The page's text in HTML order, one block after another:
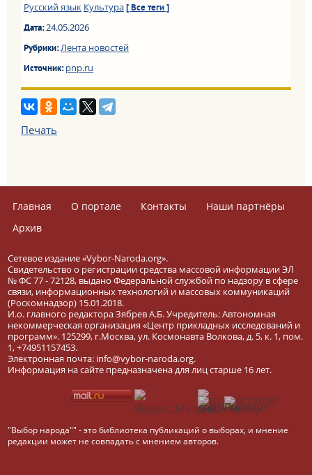
Русский язык Культура [ Все теги ]
Дата:24.05.2026
Рубрики:Лента новостей
Источник:pnp.ru
Печать
Главная О портале Контакты
Наши партнёры
Архив
Сетевое издание «Vybor-Naroda.org».
Свидетельство о регистрации средства массовой информации ЭЛ
№ ФС 77 - 72128, выдано Федеральной службой по надзору в сфере
связи, информационных технологий и массовых коммуникаций
(Роскомнадзор) 15.01.2018.
И.о. главного редактора Зябрев А.Б. Учредитель: Автономная
некоммерческая организация «Центр прикладных исследований и
программ». 125299, г.Москва, ул. Космонавта Волкова, д. 5, к. 1, пом.
1, +74951157453.
Электронная почта: info@vybor-naroda.org.
Информация на сайте предназначена для лиц старше 16 лет.
"Выбор народа"" - это библиотека публикаций о выборах, и мнение
редакции может не совпадать с мнением авторов.